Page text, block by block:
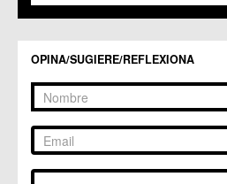
OPINA/SUGIERE/REFLEXIONA